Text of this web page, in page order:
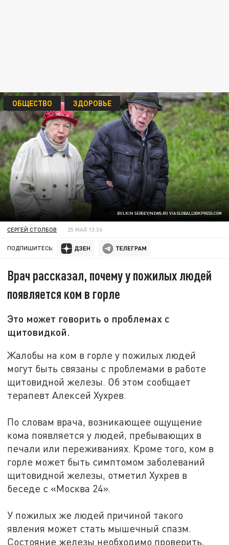
BULKIN SERGEY/NEWS.RU VIA GLOBALLOOKPRESS.COM
ОБЩЕСТВО ЗДОРОВЬЕ
СЕРГЕЙ СТОЛБОВ 25 МАЯ 13:36
ПОДПИШИТЕСЬ:
Врач рассказал, почему у пожилых людей
появляется ком в горле
Это может говорить о проблемах с
щитовидкой.
Жалобы на ком в горле у пожилых людей
могут быть связаны с проблемами в работе
щитовидной железы. Об этом сообщает
терапевт Алексей Хухрев.
По словам врача, возникающее ощущение
кома появляется у людей, пребывающих в
печали или переживаниях. Кроме того, ком в
горле может быть симптомом заболеваний
щитовидной железы, отметил Хухрев в
беседе с «Москва 24».
У пожилых же людей причиной такого
явления может стать мышечный спазм.
Состояние железы необходимо проверить,